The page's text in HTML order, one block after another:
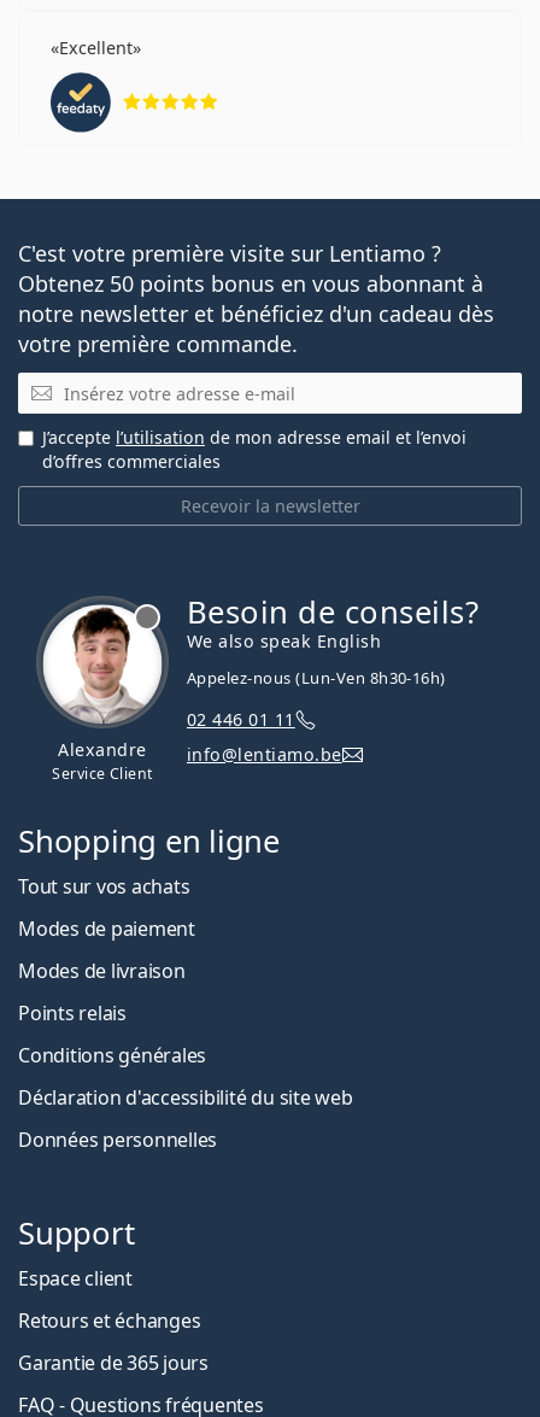
Excellent
C'est votre première visite sur Lentiamo ?
Obtenez 50 points bonus en vous abonnant à
notre newsletter et bénéficiez d'un cadeau dès
votre première commande.
E-mail
Recevoir la newsletter
J’accepte l’utilisation de mon adresse email et l’envoi
d’offres commerciales
Alexandre
Service Client
Besoin de conseils?
We also speak English
Appelez-nous (Lun-Ven 8h30-16h)
02 446 01 11
info@lentiamo.be
Shopping en ligne
Tout sur vos achats
Modes de paiement
Modes de livraison
Points relais
Conditions générales
Déclaration d'accessibilité du site web
Données personnelles
Support
Espace client
Retours et échanges
Garantie de 365 jours
FAQ - Questions fréquentes